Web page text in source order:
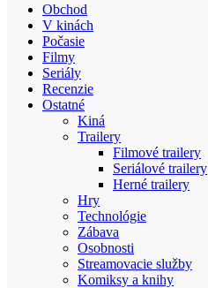
Obchod
V kinách
Počasie
Filmy
Seriály
Recenzie
Ostatné
Kiná
Trailery
Filmové trailery
Seriálové trailery
Herné trailery
Hry
Technológie
Zábava
Osobnosti
Streamovacie služby
Komiksy a knihy